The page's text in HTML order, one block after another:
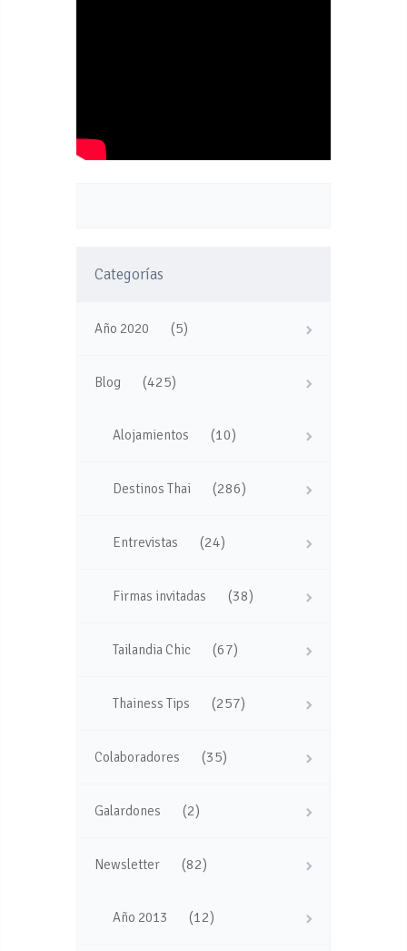
Categorías
Año 2020 (5)
Blog (425)
Alojamientos (10)
Destinos Thai (286)
Entrevistas (24)
Firmas invitadas (38)
Tailandia Chic (67)
Thainess Tips (257)
Colaboradores (35)
Galardones (2)
Newsletter (82)
Año 2013 (12)